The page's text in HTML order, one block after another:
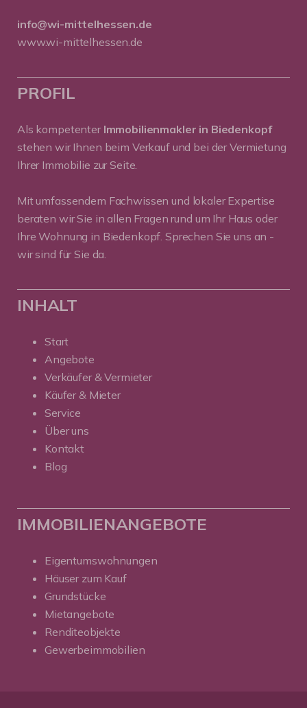
info@wi-mittelhessen.de
www.wi-mittelhessen.de
PROFIL
Als kompetenter Immobilienmakler in Biedenkopf
stehen wir Ihnen beim Verkauf und bei der Vermietung
Ihrer Immobilie zur Seite.
Mit umfassendem Fachwissen und lokaler Expertise
beraten wir Sie in allen Fragen rund um Ihr Haus oder
Ihre Wohnung in Biedenkopf. Sprechen Sie uns an -
wir sind für Sie da.
INHALT
Start
Angebote
Verkäufer & Vermieter
Käufer & Mieter
Service
Über uns
Kontakt
Blog
IMMOBILIENANGEBOTE
Eigentumswohnungen
Häuser zum Kauf
Grundstücke
Mietangebote
Renditeobjekte
Gewerbeimmobilien